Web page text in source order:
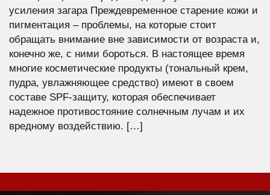
усиления загара Преждевременное старение кожи и
пигментация – проблемы, на которые стоит
обращать внимание вне зависимости от возраста и,
конечно же, с ними бороться. В настоящее время
многие косметические продукты (тональный крем,
пудра, увлажняющее средство) имеют в своем
составе SPF-защиту, которая обеспечивает
надежное противостояние солнечным лучам и их
вредному воздействию. […]